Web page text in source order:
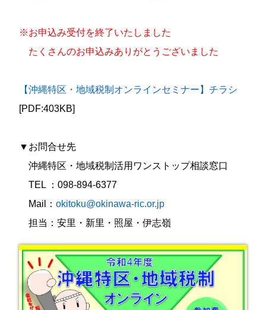
※お申込み受付を終了いたしました
たくさんのお申込みありがとうございました
【沖縄特区・地域税制オンラインセミナー】チラシ
[PDF:403KB]
▼お問合せ先
沖縄特区・地域税制活用ワンストップ相談窓口
TEL ：098-894-6377
Mail：okitoku@okinawa-ric.or.jp
担当：安里・新里・照屋・伊志嶺